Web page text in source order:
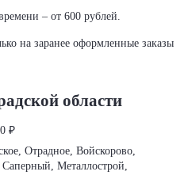
– от 600 рублей.
на заранее оформленные заказы
области
₽
Отрадное, Войскорово,
Металлострой,